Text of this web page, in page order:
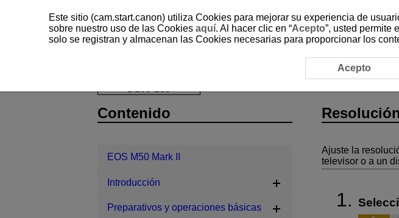
Resolución HDMI
Ajuste la
televisor o a un
Contenido
EOS M50 Mark II
Introducción
Preparativos y operaciones básicas
Este sitio (cam.start.canon) utiliza Cookies para mejorar su experiencia de
sobre nuestro uso de las Cookies aquí. Al hacer clic en “Acepto”, usted permite
solo se registran y almacenan las Cookies necesarias para proporcionar los
Acepto